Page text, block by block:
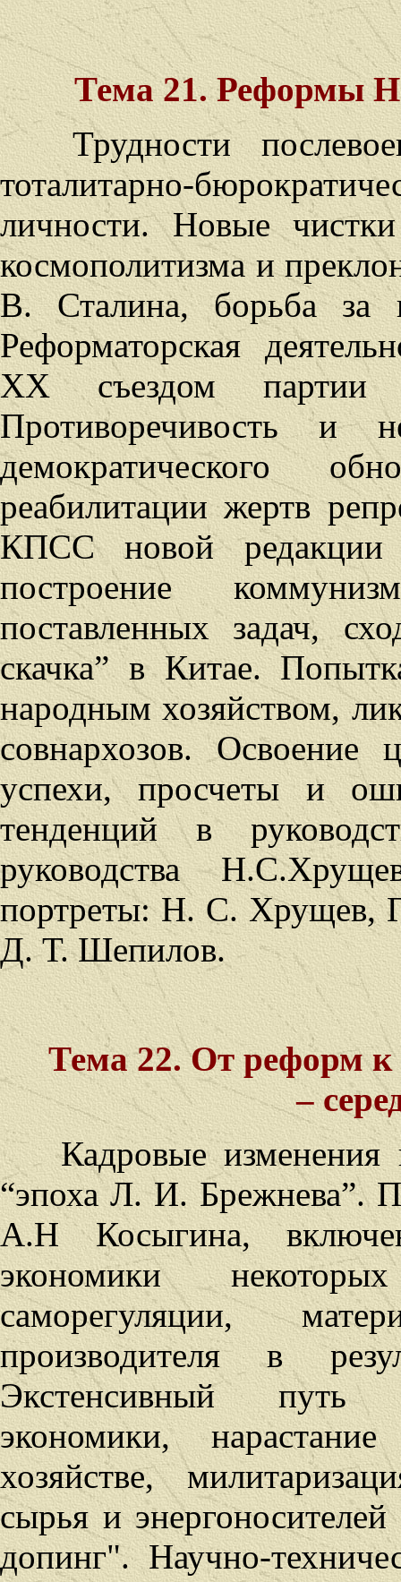
Тема 21. Реформы
Трудности
тоталитарно-
личности. Новые
космополитизма и
В. Сталина, борьба за
Реформаторская
XX съездом партии
Противоречивостьи
демократического
реабилитации жертв
КПСС новой
построение
поставленных задач,
скачка” в Китае.
народным хозяйством,
совнархозов.
успехи, просчеты и
тенденций в
руководства
портреты: Н. С. Хрущев,
Д. Т. Шепилов.
Тема 22. От реформ к
–
Кадровые
“эпоха Л. И. Брежнева”.
А.Н Косыгина,
экономики
саморегуляции,
производителя в
Экстенсивный путь
экономики,
хозяйстве,
сырья и
допинг". Научно-